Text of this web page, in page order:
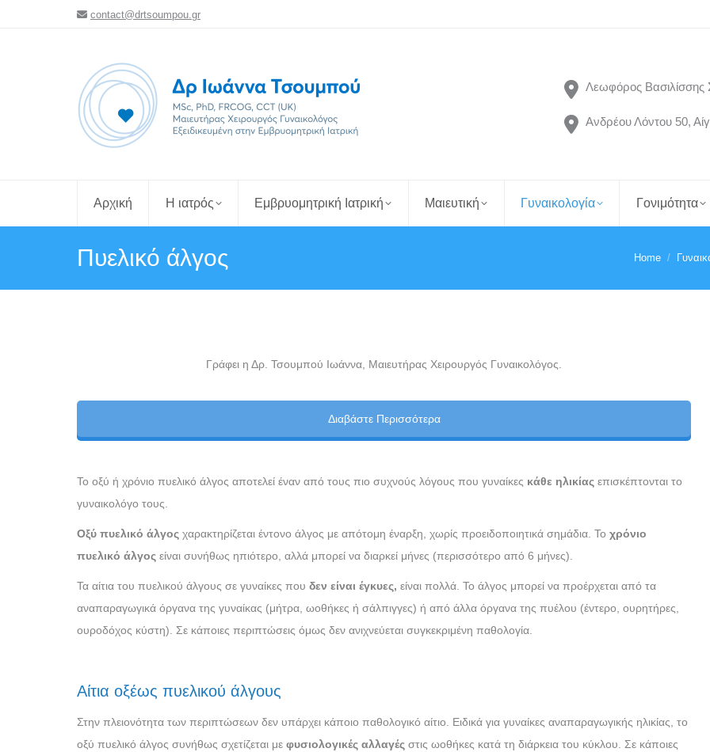
contact@drtsoumpou.gr
Λεωφόρος Βασιλίσσης
Ανδρέου Λόντου 50,
Αρχική Η ιατρός Εμβρυομητρική Ιατρική Μαιευτική Γυναικολογία Γονιμότητα
Πυελικό άλγος You are here:
Home
Γράφει η Δρ. Τσουμπού Ιωάννα, Μαιευτήρας Χειρουργός Γυναικολόγος.
Διαβάστε Περισσότερα
Το οξύ ή χρόνιο πυελικό άλγος αποτελεί έναν από τους πιο συχνούς λόγους που γυναίκες κάθε ηλικίας επισκέπτονται το
γυναικολόγο τους.
Οξύ πυελικό άλγος χαρακτηρίζεται έντονο άλγος με απότομη έναρξη, χωρίς προειδοποιητικά σημάδια. Το χρόνιο
πυελικό άλγος είναι συνήθως ηπιότερο, αλλά μπορεί να διαρκεί μήνες (περισσότερο από 6 μήνες).
Τα αίτια του πυελικού άλγους σε γυναίκες που δεν είναι έγκυες, είναι πολλά. Το άλγος μπορεί να προέρχεται από τα
αναπαραγωγικά όργανα της γυναίκας (μήτρα, ωοθήκες ή σάλπιγγες) ή από άλλα όργανα της πυέλου (έντερο, ουρητήρες,
ουροδόχος κύστη). Σε κάποιες περιπτώσεις όμως δεν ανιχνεύεται συγκεκριμένη παθολογία.
Αίτια οξέως πυελικού άλγους
Στην πλειονότητα των περιπτώσεων δεν υπάρχει κάποιο παθολογικό αίτιο. Ειδικά για γυναίκες αναπαραγωγικής ηλικίας, το
οξύ πυελικό άλγος συνήθως σχετίζεται με φυσιολογικές αλλαγές στις ωοθήκες κατά τη διάρκεια του κύκλου. Σε κάποιες